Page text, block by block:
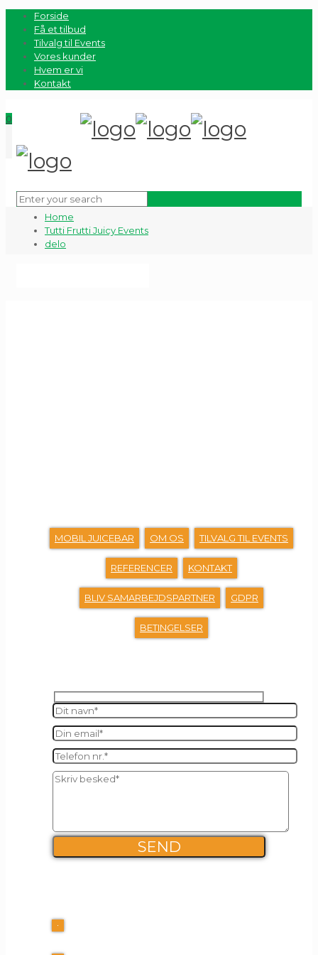
Forside
Få et tilbud
Tilvalg til Events
Vores kunder
Hvem er vi
Kontakt
0
Home
Tutti Frutti Juicy Events
delo
MOBIL JUICEBAR OM OS TILVALG TIL EVENTS
REFERENCER KONTAKT
BLIV SAMARBEJDSPARTNER GDPR
BETINGELSER